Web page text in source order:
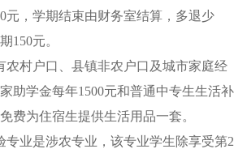
元，学期结束由财务室结算，多退少
150元。
农村户口、县镇非农户口及城市家庭经
助学金每年1500元和普通中专生生活补
费为住宿生提供生活用品一套。
专业是涉农专业，该专业学生除享受第2